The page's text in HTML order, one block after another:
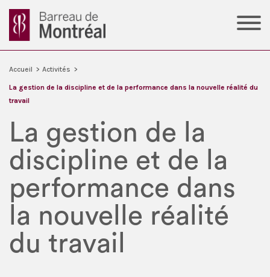
Accueil > Activités >
La gestion de la discipline et de la performance dans la nouvelle réalité du
travail
La gestion de la
discipline et de la
performance dans
la nouvelle réalité
du travail